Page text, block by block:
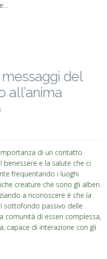
del
all’anima
di un contatto
benessere e la salute che ci
frequentando i luoghi
creature che sono gli alberi.
a riconoscere è che la
sottofondo passivo delle
comunità di esseri complessa,
capace di interazione con gli